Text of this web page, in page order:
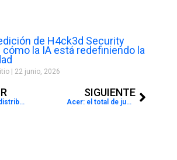
de H4ck3d Security
la IA está redefiniendo la
22 junio, 2026
El sector de distribución IT en Argentina: ¿Crisis o recuperación?
SIGUIENTE
Acer: el total de jugadores en Argentina alcanzó los 26 millones de gamers